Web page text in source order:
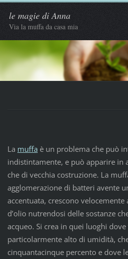
le magie di Anna
Via la muffa da casa mia
La muffa è un problema che può
indistintamente, e può apparire in
che di vecchia costruzione. La
agglomerazione di batteri avente
accentuata, crescono velocemente
d’olio nutrendosi delle sostanze
acqueo. Si crea in quei luoghi
particolarmente alto di umidità,
cinquantacinque percento e dove